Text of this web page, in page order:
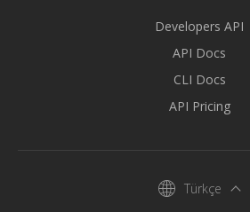
Developers API
API Docs
CLI Docs
API Pricing
Türkçe